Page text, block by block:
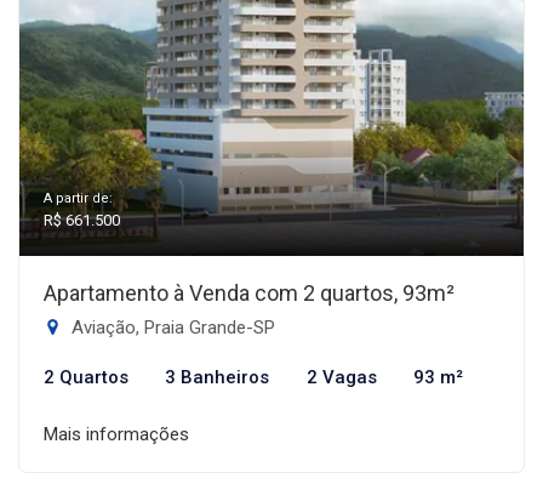
A partir de:
R$ 661.500
Apartamento à Venda com 2 quartos, 93m²
Aviação, Praia Grande-SP
2 Quartos 3 Banheiros 2 Vagas 93 m²
Mais informações